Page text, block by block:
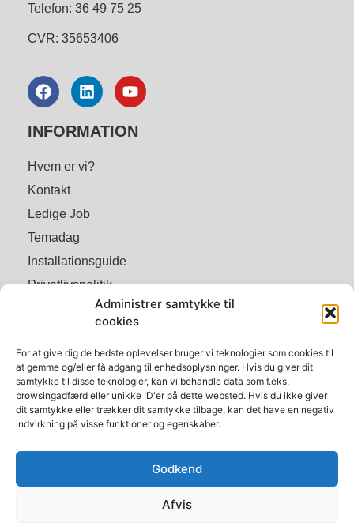
Administrer samtykke til
cookies
For at give dig de bedste oplevelser bruger vi teknologier som cookies til
at gemme og/eller få adgang til enhedsoplysninger. Hvis du giver dit
samtykke til disse teknologier, kan vi behandle data som f.eks.
browsingadfærd eller unikke ID'er på dette websted. Hvis du ikke giver
dit samtykke eller trækker dit samtykke tilbage, kan det have en negativ
indvirkning på visse funktioner og egenskaber.
Godkend
Afvis
Telefon: 36 49 75 25
CVR: 35653406
INFORMATION
Hvem er vi?
Kontakt
Ledige Job
Temadag
Installationsguide
Privatlivspolitik
Handelsbetingelser
MÆRKER
Stihl
Husqvarna
Vitra